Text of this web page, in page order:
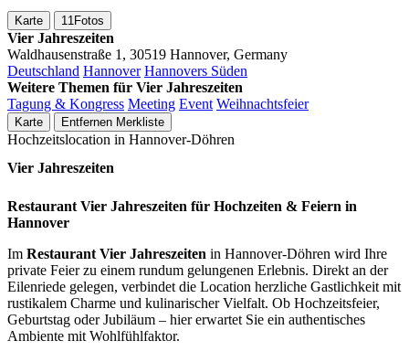
Karte 11Fotos
Vier Jahreszeiten
Waldhausenstraße 1, 30519 Hannover, Germany
Deutschland Hannover Hannovers Süden
Weitere Themen für Vier Jahreszeiten
Tagung & Kongress Meeting Event Weihnachtsfeier
Karte Entfernen Merkliste
Hochzeitslocation in Hannover-Döhren
Vier Jahreszeiten
Restaurant Vier Jahreszeiten für Hochzeiten & Feiern in
Hannover
Im Restaurant Vier Jahreszeiten in Hannover-Döhren wird Ihre
private Feier zu einem rundum gelungenen Erlebnis. Direkt an der
Eilenriede gelegen, verbindet die Location herzliche Gastlichkeit mit
rustikalem Charme und kulinarischer Vielfalt. Ob Hochzeitsfeier,
Geburtstag oder Jubiläum – hier erwartet Sie ein authentisches
Ambiente mit Wohlfühlfaktor.